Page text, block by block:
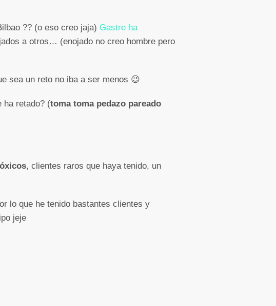
?? (o eso creo jaja) Gastre ha
a otros… (enojado no creo hombre pero
sea un reto no iba a ser menos 😉
ha retado? (toma toma pedazo pareado
, clientes raros que haya tenido, un
lo que he tenido bastantes clientes y
jeje